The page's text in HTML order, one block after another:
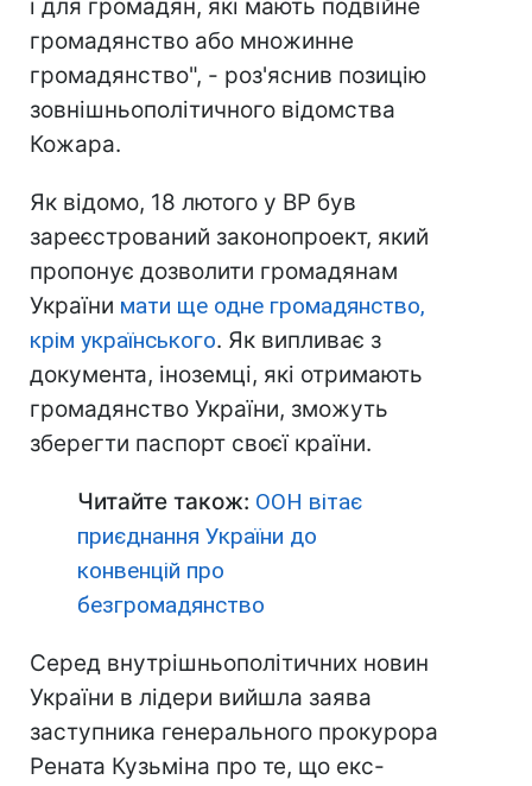
і для громадян, які мають подвійне
громадянство або множинне
громадянство", - роз'яснив позицію
зовнішньополітичного відомства
Кожара.
Як відомо, 18 лютого у ВР був
зареєстрований законопроект, який
пропонує дозволити громадянам
України мати ще одне громадянство,
крім українського. Як випливає з
документа, іноземці, які отримають
громадянство України, зможуть
зберегти паспорт своєї країни.
Читайте також: ООН вітає
приєднання України до
конвенцій про
безгромадянство
Серед внутрішньополітичних новин
України в лідери вийшла заява
заступника генерального прокурора
Рената Кузьміна про те, що екс-